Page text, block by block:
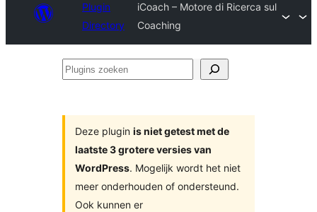
Plugin
Directory
iCoach – Motore di Ricerca sul
Coaching
Plugins
Deze plugin is niet getest met de
laatste 3 grotere versies van
WordPress. Mogelijk wordt het niet
meer onderhouden of ondersteund.
Ook kunnen er